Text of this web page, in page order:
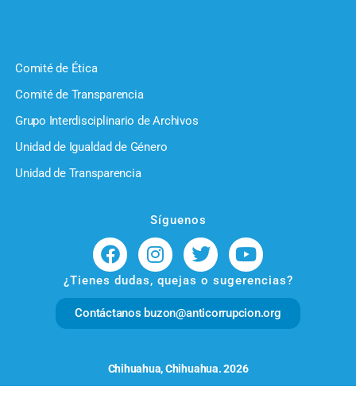
Comité de Ética
Comité de Transparencia
Grupo Interdisciplinario de Archivos
Unidad de Igualdad de Género
Unidad de Transparencia
Síguenos
¿Tienes dudas, quejas o sugerencias?
Contáctanos buzon@anticorrupcion.org
Chihuahua, Chihuahua. 2026